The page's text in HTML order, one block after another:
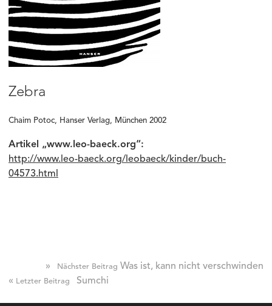
Zebra
Chaim Potoc, Hanser Verlag, München 2002
Artikel „www.leo-baeck.org“:
http://www.leo-baeck.org/leobaeck/kinder/buch-
04573.html
» Nächster Beitrag Was ist, kann nicht verschwinden
« Letzter Beitrag Sumchi